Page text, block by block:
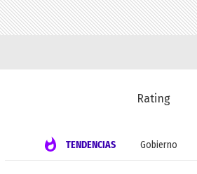
Rating
TENDENCIAS Gobierno